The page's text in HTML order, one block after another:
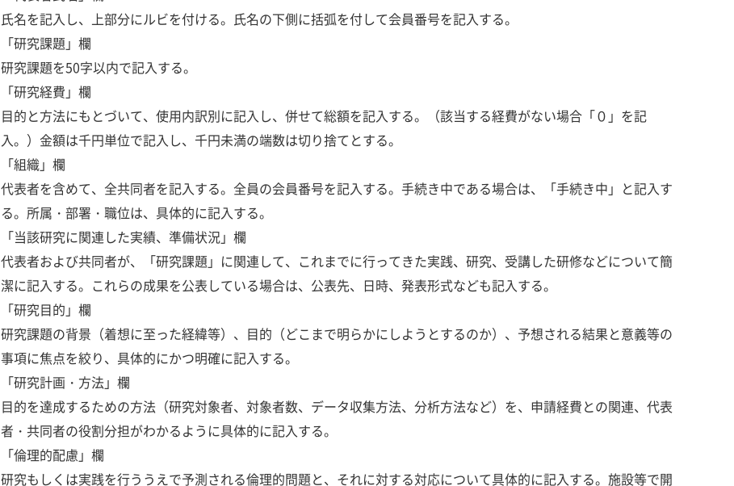
氏名を記入し、上部分にルビを付ける。氏名の下側に括弧を付して会員番号を記入する。
「研究課題」欄
研究課題を50字以内で記入する。
「研究経費」欄
目的と方法にもとづいて、使用内訳別に記入し、併せて総額を記入する。（該当する経費がない場合「０」を記
入。）金額は千円単位で記入し、千円未満の端数は切り捨てとする。
「組織」欄
代表者を含めて、全共同者を記入する。全員の会員番号を記入する。手続き中である場合は、「手続き中」と記入す
る。所属・部署・職位は、具体的に記入する。
「当該研究に関連した実績、準備状況」欄
代表者および共同者が、「研究課題」に関連して、これまでに行ってきた実践、研究、受講した研修などについて簡
潔に記入する。これらの成果を公表している場合は、公表先、日時、発表形式なども記入する。
「研究目的」欄
研究課題の背景（着想に至った経緯等）、目的（どこまで明らかにしようとするのか）、予想される結果と意義等の
事項に焦点を絞り、具体的にかつ明確に記入する。
「研究計画・方法」欄
目的を達成するための方法（研究対象者、対象者数、データ収集方法、分析方法など）を、申請経費との関連、代表
者・共同者の役割分担がわかるように具体的に記入する。
「倫理的配慮」欄
研究もしくは実践を行ううえで予測される倫理的問題と、それに対する対応について具体的に記入する。施設等で開